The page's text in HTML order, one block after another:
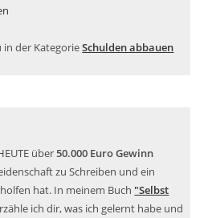
in der KategorieSchulden abbauen
über50.000 Euro Gewinn
zu Schreiben und ein
hat. In meinem Buch "Selbst
ich dir, was ich gelernt habe und